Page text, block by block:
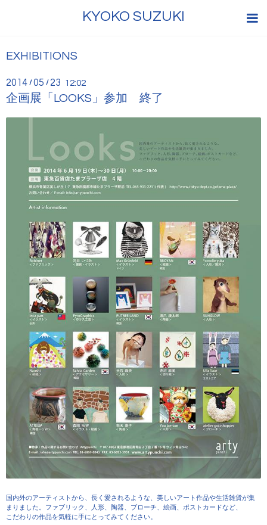
KYOKO SUZUKI
EXHIBITIONS
2014 /05 / 23 12:02
企画展「LOOKS」参加 終了
国内外のアーティストから、長く愛されるような、美しいアート作品や生活雑貨が集
まりました。ファブリック、人 形、陶器、ブローチ、絵画、ポストカードなど、
こだわりの作品を気軽に手にとってみてください。